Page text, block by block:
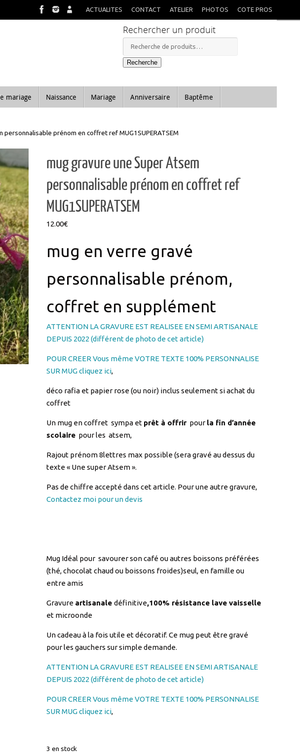
commandes seront traitées à mon retour.
ACTUALITES CONTACT ATELIER PHOTOS COTE PROS
Rechercher un produit
Recherche
pour :
Recherche
mariage Naissance Mariage Anniversaire Baptême
personnalisable prénom en coffret ref MUG1SUPERATSEM
mug gravure une Super Atsem
personnalisable prénom en coffret ref
MUG1SUPERATSEM
12.00€
mug en verre gravé
personnalisable prénom,
coffret en supplément
ATTENTION LA GRAVURE EST REALISEE EN SEMI ARTISANALE
DEPUIS 2022 (différent de photo de cet article)
POUR CREER Vous même VOTRE TEXTE 100% PERSONNALISE
SUR MUG cliquez ici,
déco rafia et papier rose (ou noir) inclus seulement si achat du
coffret
Un mug en coffret sympa et prêt à offrir pour la fin d’année
scolaire pour les atsem,
Rajout prénom 8lettres max possible (sera gravé au dessus du
texte « Une super Atsem ».
Pas de chiffre accepté dans cet article. Pour une autre gravure,
Contactez moi pour un devis
Mug Idéal pour savourer son café ou autres boissons préférées
(thé, chocolat chaud ou boissons froides)seul, en famille ou
entre amis
Gravure artisanaledéfinitive,100% résistance lave vaisselle
et microonde
Un cadeau à la fois utile et décoratif. Ce mug peut être gravé
pour les gauchers sur simple demande.
ATTENTION LA GRAVURE EST REALISEE EN SEMI ARTISANALE
DEPUIS 2022 (différent de photo de cet article)
POUR CREER Vous même VOTRE TEXTE 100% PERSONNALISE
SUR MUG cliquez ici,
3 en stock